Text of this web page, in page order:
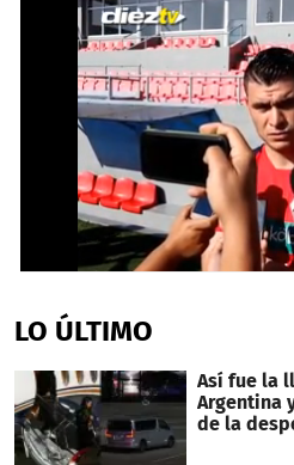
of
2
15
seconds
LO ÚLTIMO
Así fue la
Argentina
de la